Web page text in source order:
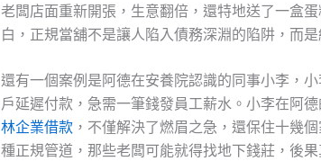
老闆店面重新開張，生意翻倍，還特地送了一盒
白，正規當舖不是讓人陷入債務深淵的陷阱，而
還有一個案例是阿德在安養院認識的同事小李，
戶延遲付款，急需一筆錢發員工薪水。小李在阿
林企業借款 ，不僅解決了燃眉之急，還保住十幾
種正規管道，那些老闆可能就得找地下錢莊，後果